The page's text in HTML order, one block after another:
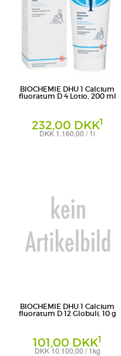
BIOCHEMIE DHU 1 Calcium
fluoratum D 4 Lotio, 200 ml
232,00 DKK1
DKK 1.160,00 / 1l
BIOCHEMIE DHU 1 Calcium
fluoratum D 12 Globuli, 10 g
101,00 DKK1
DKK 10.100,00 / 1kg